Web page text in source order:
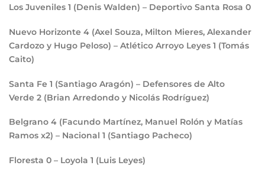
Los Juveniles 1 (Denis Walden) – Deportivo Santa Rosa 0
Nuevo Horizonte 4 (Axel Souza, Milton Mieres, Alexander
Cardozo y Hugo Peloso) – Atlético Arroyo Leyes 1 (Tomás
Caito)
Santa Fe 1 (Santiago Aragón) – Defensores de Alto
Verde 2 (Brian Arredondo y Nicolás Rodríguez)
Belgrano 4 (Facundo Martínez, Manuel Rolón y Matías
Ramos x2) – Nacional 1 (Santiago Pacheco)
Floresta 0 – Loyola 1 (Luis Leyes)